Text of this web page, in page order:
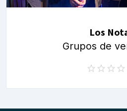
Los
Grupos de